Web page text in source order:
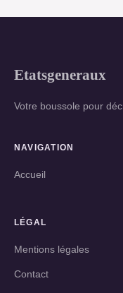
Etatsgeneraux
Votre boussole pour
NAVIGATION
Accueil
LÉGAL
Mentions légales
Contact